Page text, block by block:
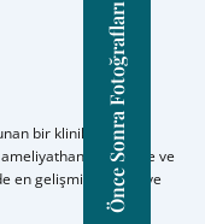
bir kliniktir. Tam
ve
en gelişmiş cerrahi ve
Önce Sonra Fotoğrafları